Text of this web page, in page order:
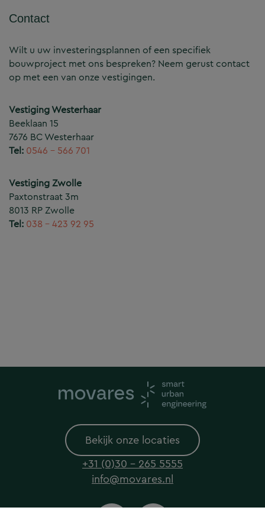
Contact
Wilt u uw investeringsplannen of een specifiek
bouwproject met ons bespreken? Neem gerust contact
op met een van onze vestigingen.
Vestiging Westerhaar
Beeklaan 15
7676 BC Westerhaar
Tel: 0546 – 566 701
Vestiging Zwolle
Paxtonstraat 3m
8013 RP Zwolle
Tel: 038 – 423 92 95
Bekijk onze locaties
+31 (0)30 - 265 5555
info@movares.nl